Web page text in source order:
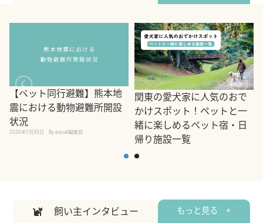
【ペット同行避難】熊本地
震における動物避難所開設
状況
2026年7月30日 By equall編集部
関東の愛犬家に人気のおで
かけスポット！ペットと一
緒に楽しめるペット宿・日
帰り施設一覧
飼い主インタビュー もっと見る +